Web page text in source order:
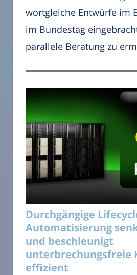
wortgleiche Entwürfe im
im Bundestag
parallele Beratung zu
Durchgängige
Automatisierung
und beschleunigt
unterbrechungsfreie
effizient